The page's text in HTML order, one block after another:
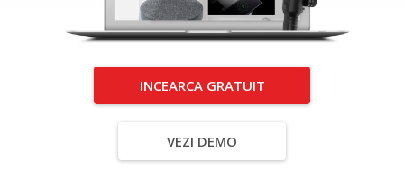
INCEARCA GRATUIT
VEZI DEMO